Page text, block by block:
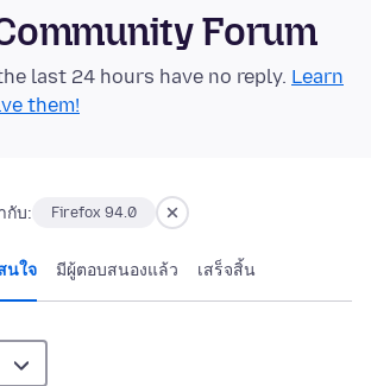
Forum
last 24 hours have no reply. Learn
them!
กับ: Firefox 94.0
นใจ มีผู้ตอบสนองแล้ว เสร็จสิ้น